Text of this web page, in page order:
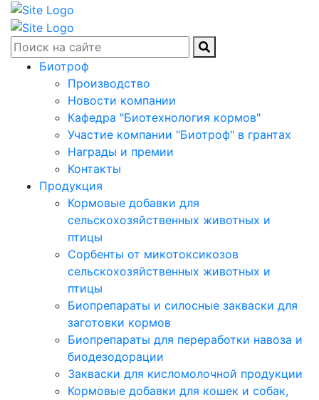
Биотроф
Производство
Новости компании
Кафедра "Биотехнология кормов"
Участие компании "Биотроф" в грантах
Награды и премии
Контакты
Продукция
Кормовые добавки для
сельскохозяйственных животных и
птицы
Сорбенты от микотоксикозов
сельскохозяйственных животных и
птицы
Биопрепараты и силосные закваски для
заготовки кормов
Биопрепараты для переработки навоза и
биодезодорации
Закваски для кисломолочной продукции
Кормовые добавки для кошек и собак,